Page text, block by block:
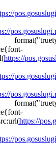
https://
https://